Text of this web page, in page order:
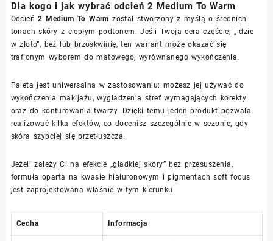
Dla kogo i jak wybrać odcień 2 Medium To Warm
Odcień2 Medium To Warm został stworzony z myślą o średnich
tonach skóry z ciepłym podtonem. Jeśli Twoja cera częściej „idzie
w złoto”, beż lub brzoskwinię, ten wariant może okazać się
trafionym wyborem do matowego, wyrównanego wykończenia.
Paleta jest uniwersalna w zastosowaniu: możesz jej używać do
wykończenia makijażu, wygładzenia stref wymagających korekty
oraz do konturowania twarzy. Dzięki temu jeden produkt pozwala
realizować kilka efektów, co docenisz szczególnie w sezonie, gdy
skóra szybciej się przetłuszcza.
Jeżeli zależy Ci na efekcie „gładkiej skóry” bez przesuszenia,
formuła oparta na kwasie hialuronowym i pigmentach soft focus
jest zaprojektowana właśnie w tym kierunku.
Cecha Informacja